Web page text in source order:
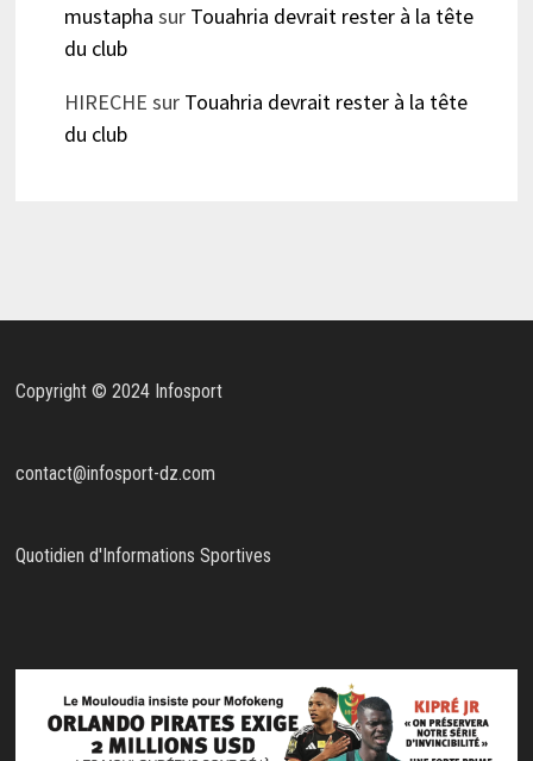
mustapha sur Touahria devrait rester à la tête
du club
HIRECHE sur Touahria devrait rester à la tête
du club
Copyright © 2024 Infosport
contact@infosport-dz.com
Quotidien d'Informations Sportives